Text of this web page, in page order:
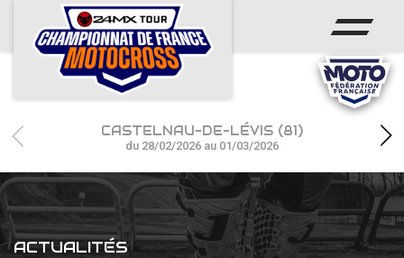
ACCUEIL
ACTUS
CALENDRIER
RÉSULTATS
PHOTOS / WEB TV
CHAMPIONNAT
CASTELNAU-DE-LÉVIS (81)
du 28/02/2026 au 01/03/2026
ACTUALITÉS